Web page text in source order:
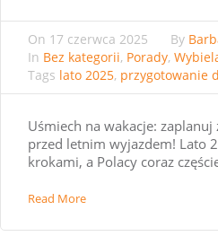
On 17 czerwca 2025 By
In Bez kategorii, Porady,
Tags lato 2025, przygotowanie
Uśmiech na wakacje:
przed letnim wyjazdem! Lato
krokami, a Polacy coraz
Read More